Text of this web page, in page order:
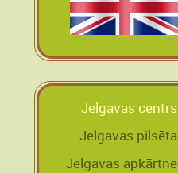
Jelgavas centrs
Jelgavas pilsēta
Jelgavas apkārtne